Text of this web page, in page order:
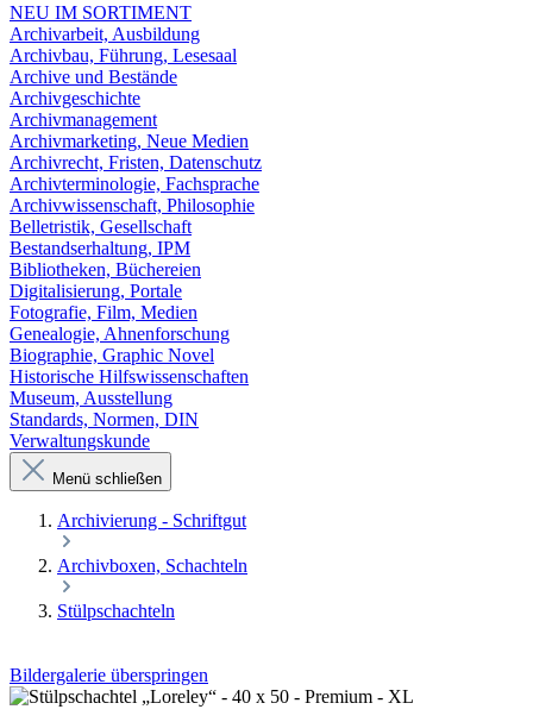
NEU IM SORTIMENT
Archivarbeit, Ausbildung
Archivbau, Führung, Lesesaal
Archive und Bestände
Archivgeschichte
Archivmanagement
Archivmarketing, Neue Medien
Archivrecht, Fristen, Datenschutz
Archivterminologie, Fachsprache
Archivwissenschaft, Philosophie
Belletristik, Gesellschaft
Bestandserhaltung, IPM
Bibliotheken, Büchereien
Digitalisierung, Portale
Fotografie, Film, Medien
Genealogie, Ahnenforschung
Biographie, Graphic Novel
Historische Hilfswissenschaften
Museum, Ausstellung
Standards, Normen, DIN
Verwaltungskunde
Menü schließen
Archivierung - Schriftgut
Archivboxen, Schachteln
Stülpschachteln
Bildergalerie überspringen